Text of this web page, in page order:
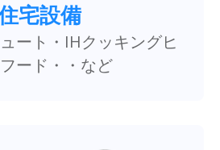
宅設備
ート・IHクッキングヒ
ード・・など